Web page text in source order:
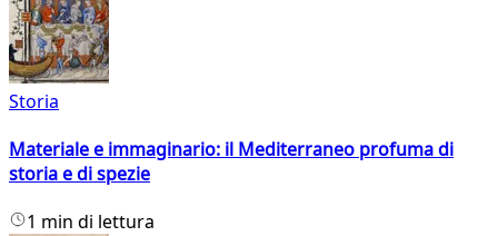
Storia
Materiale e immaginario: il Mediterraneo profuma di
storia e di spezie
1 min di lettura